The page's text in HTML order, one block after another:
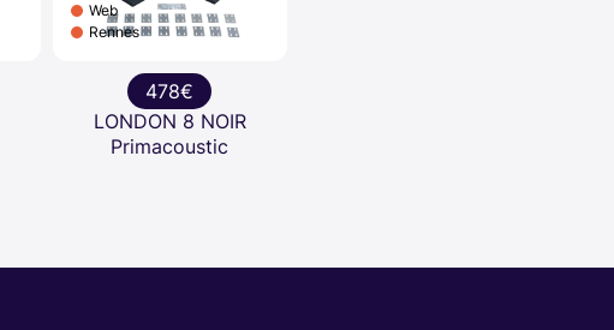
Web
Rennes
478€
LONDON 8 NOIR
Primacoustic